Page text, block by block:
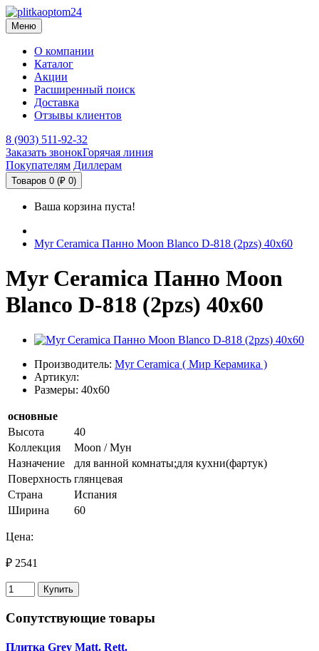
Меню
О компании
Каталог
Акции
Расширенный поиск
Доставка
Отзывы клиентов
8 (903) 511-92-32
Заказать звонокГорячая линия
Покупателям Диллерам
Товаров 0 (₽ 0)
Ваша корзина пуста!
Myr Ceramica Панно Moon Blanco D-818 (2pzs) 40х60
Myr Ceramica Панно Moon
Blanco D-818 (2pzs) 40х60
Производитель: Myr Ceramica ( Мир Керамика )
Артикул:
Размеры: 40x60
основные
Высота
40
Коллекция
Moon / Мун
Назначение
для ванной комнаты;для кухни(фартук)
Поверхность глянцевая
Страна
Испания
Ширина
60
Цена:
₽ 2541
Купить
Сопутствующие товары
Плитка Grey Matt. Rett.